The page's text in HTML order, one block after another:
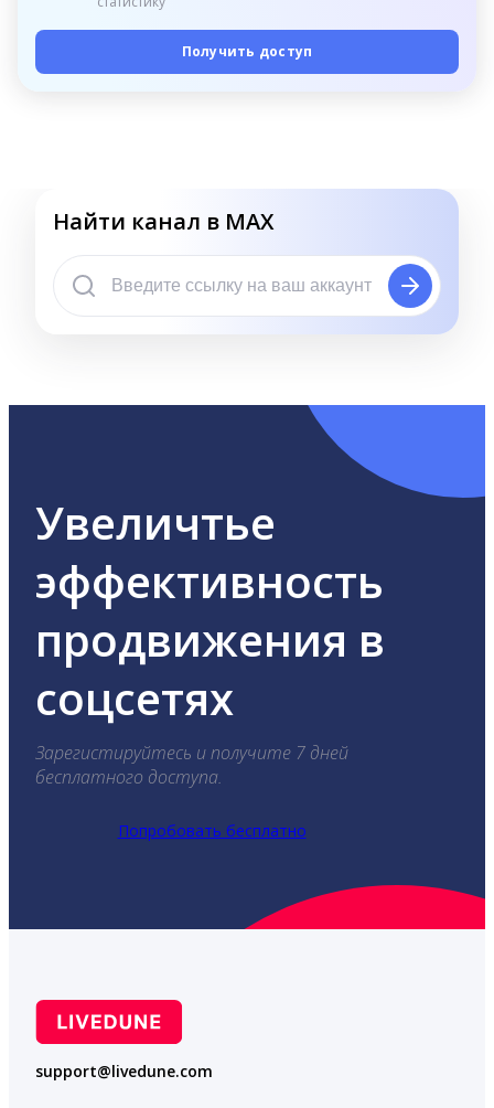
Получить доступ
Найти канал в MAX
Увеличтье
эффективность
продвижения в
соцсетях
Зарегистируйтесь и получите 7 дней
бесплатного доступа.
Попробовать бесплатно
support@livedune.com